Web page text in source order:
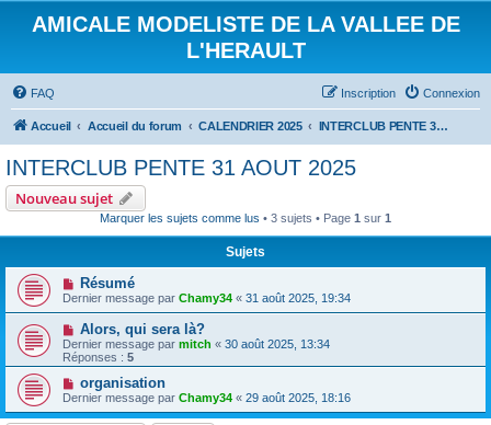
AMICALE MODELISTE DE LA VALLEE DE
L'HERAULT
FAQ Connexion
Inscription
Accueil Accueil du forum CALENDRIER 2025 INTERCLUB PENTE 31 AOUT 2025
INTERCLUB PENTE 31 AOUT 2025
Nouveau sujet
Marquer les sujets comme lus • 3 sujets • Page 1 sur 1
Sujets
Résumé
Dernier message par Chamy34 « 31 août 2025, 19:34
Alors, qui sera là?
Dernier message par mitch « 30 août 2025, 13:34
Réponses : 5
organisation
Dernier message par Chamy34 « 29 août 2025, 18:16